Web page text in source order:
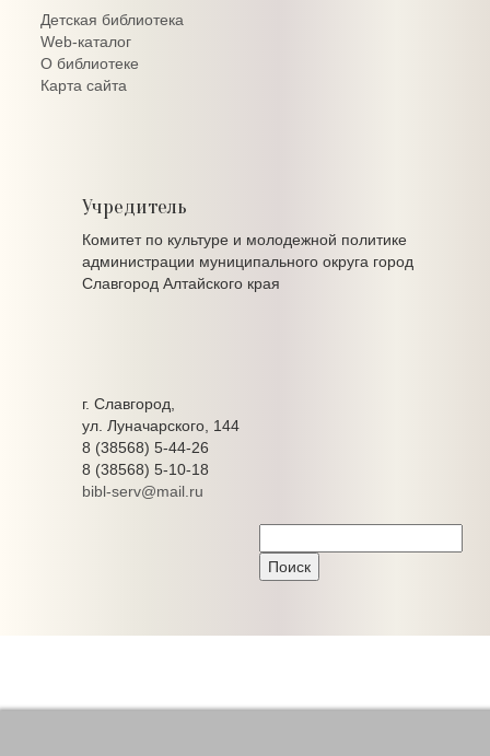
Детская библиотека
Web-каталог
О библиотеке
Карта сайта
Учредитель
Комитет по культуре и молодежной политике
администрации муниципального округа город
Славгород Алтайского края
г. Славгород,
ул. Луначарского, 144
8 (38568) 5-44-26
8 (38568) 5-10-18
bibl-serv@mail.ru